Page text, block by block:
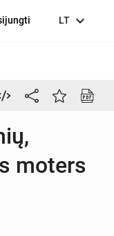
LT expand_more
moters